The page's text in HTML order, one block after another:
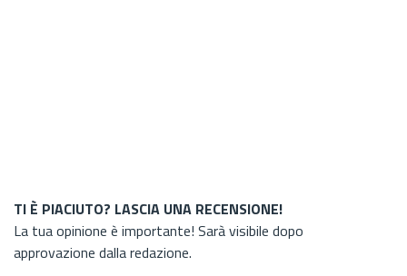
TI È PIACIUTO? LASCIA UNA RECENSIONE!
La tua opinione è importante! Sarà visibile dopo
approvazione dalla redazione.